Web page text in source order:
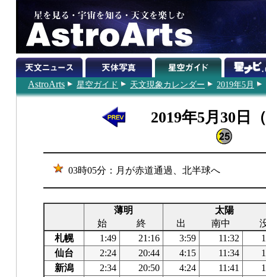
AstroArts 星空ガイド 天文現象カレンダー 2019年5月
2019年5月30日
03時05分：月が赤道通過、北半球へ
薄明
太陽
始
終 出 南中
札幌
1:49 21:16 3:59 11:32
仙台
2:24 20:44 4:15 11:34
新潟
2:34 20:50 4:24 11:41